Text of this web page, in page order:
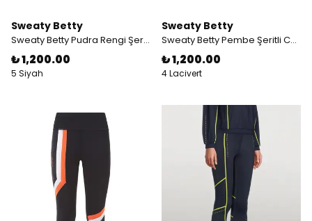
Sweaty Betty
Sweaty Betty Pudra Rengi Şeritli Spor Taytı
₺ 1,200.00
5 Siyah
Sweaty Betty
Sweaty Betty Pembe Şeritli Cepli Spor Taytı
₺ 1,200.00
4 Lacivert